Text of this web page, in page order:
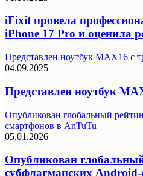
iFixit провела
iPhone 17 Pro и оценила
Представлен ноутбук MAX16 с
04.09.2025
Представлен ноутбук
Опубликован глобальный
смартфонов в AnTuTu
05.01.2026
Опубликован
субфлагманских